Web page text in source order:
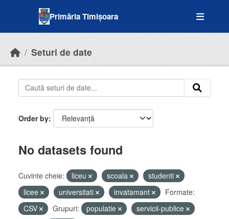
Primăria Timișoara
Seturi de date
Order by
No datasets found
Cuvinte cheie: liceu scoala
studenti
licee
universitati invatamant
Formate:
CSV
Grupuri: populatie
servicii-publice